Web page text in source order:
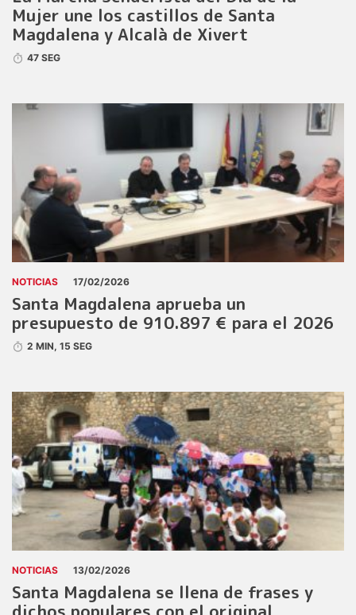
Mujer une los castillos de Santa
Magdalena y Alcalà de Xivert
47 SEG
NOTICIAS 17/02/2026
Santa Magdalena aprueba un
presupuesto de 910.897 € para el 2026
2 MIN, 15 SEG
NOTICIAS 13/02/2026
Santa Magdalena se llena de frases y